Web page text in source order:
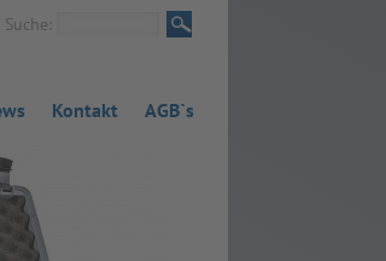
Suche:
Kontakt AGB`s